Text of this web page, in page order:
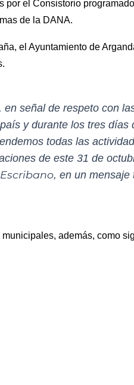
el Consistorio
de la DANA.
el Ayuntamiento de
señal de respeto con
y durante los tres días
todas las
de este 31 de
, en un mensaje
además, como